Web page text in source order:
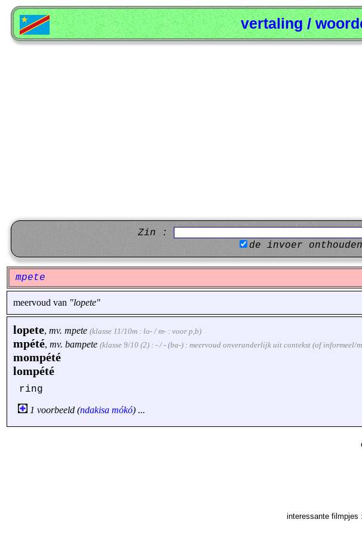
vertaling /
Zin :
de invoer onthouden
mpete
meervoud van "lopete"
lopete, mv. mpete (klasse 11/10m : lo- / m- : voor p,b)
mpété, mv. bampete (klasse 9/10 (2) : - / - (ba-) : meervoud onveranderlijk uit contekst (of informeel/
mompété
lompété
ring
1 voorbeeld (ndakisa mókó) ...
interessante filmpjes :